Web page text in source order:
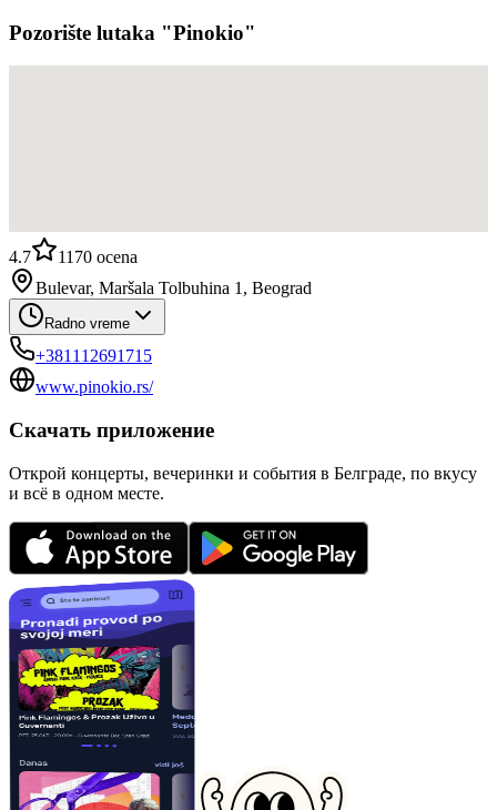
Pozorište lutaka "Pinokio"
4.7 1170 ocena
Bulevar, Maršala Tolbuhina 1, Beograd
Radno vreme
+381112691715
www.pinokio.rs/
Скачать приложение
Открой концерты, вечеринки и события в Белграде, по вкусу
и всё в одном месте.